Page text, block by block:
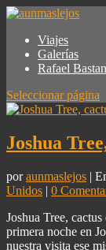
Viajes
Galerías
Rafael
Seleccionar página
Joshua
poraunmaslejos |
Unidos | 0
Joshua Tree,
primera noche en
nuestra visita ese